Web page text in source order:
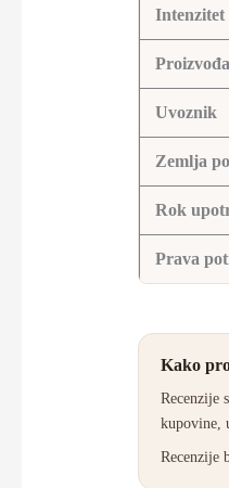
Intenzitet
Uvoznik
Zemlja
Rok
Prava
Kako
Recenzije
kupovine,
Recenzije